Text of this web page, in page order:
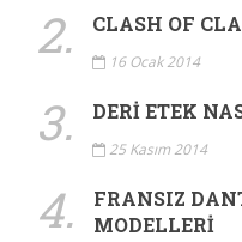
2. CLASH OF
16 Ocak 2014
3. DERI ETEK
25 Kasım 2014
4.
FRANSIZ
MODELLERI